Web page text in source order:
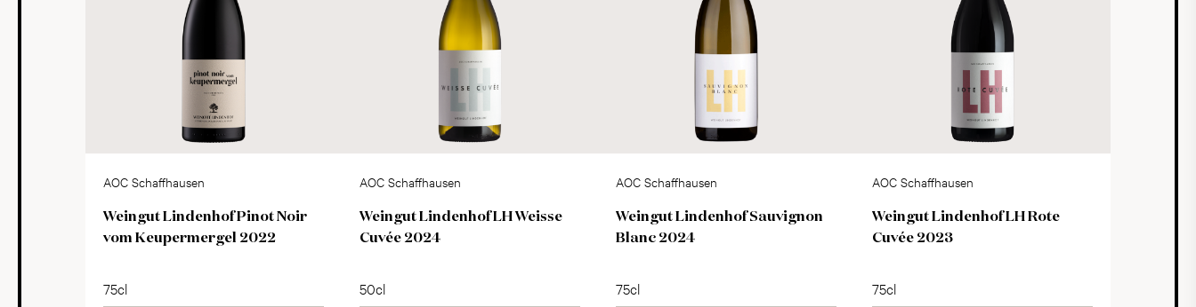
AOC Schaffhausen
Weingut Lindenhof Pinot Noir
vom Keupermergel 2022
75cl
AOC Schaffhausen
Weingut Lindenhof LH Weisse
Cuvée 2024
50cl
AOC Schaffhausen
Weingut Lindenhof Sauvignon
Blanc 2024
75cl
AOC Schaffhausen
Weingut Lindenhof LH Rote
Cuvée 2023
75cl